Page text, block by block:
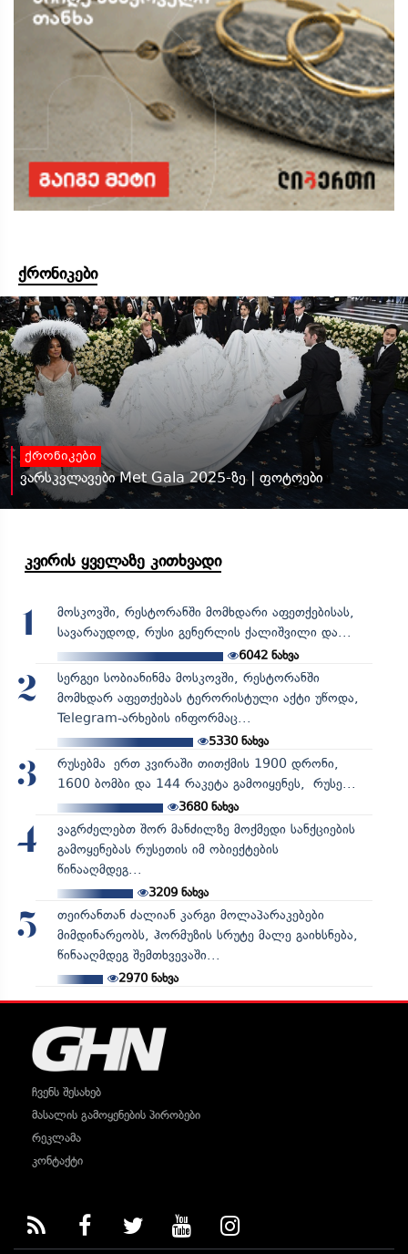
ქრონიკები
ქრონიკები
ვარსკვლავები Met Gala 2025-ზე | ფოტოები
კვირის ყველაზე კითხვადი
1
მოსკოვში, რესტორანში მომხდარი აფეთქებისას,
სავარაუდოდ, რუსი გენერლის ქალიშვილი და...
6042 ნახვა
2
სერგეი სობიანინმა მოსკოვში, რესტორანში
მომხდარ აფეთქებას ტერორისტული აქტი უწოდა,
Telegram-არხების ინფორმაც...
5330ნახვა
3
რუსებმა ერთ კვირაში თითქმის 1900 დრონი,
1600 ბომბი და 144 რაკეტა გამოიყენეს, რუსე...
3680ნახვა
4
ვაგრძელებთ შორ მანძილზე მოქმედი სანქციების
გამოყენებას რუსეთის იმ ობიექტების
წინააღმდეგ...
3209ნახვა
5
თეირანთან ძალიან კარგი მოლაპარაკებები
მიმდინარეობს, ჰორმუზის სრუტე მალე გაიხსნება,
წინააღმდეგ შემთხვევაში...
2970ნახვა
ჩვენს შესახებ
მასალის გამოყენების პირობები
რეკლამა
კონტაქტი